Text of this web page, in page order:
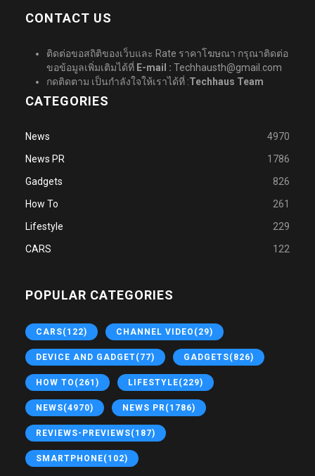
CONTACT US
ติดต่อขอสถิติของเว็บและ Rate ราคาโฆษณา กรุณาติดต่อ
ขอข้อมูลเพิ่มเติมได้ที่ E-mail : Techhausth@gmail.com
กดติดตาม เป็นกำลังใจให้เราได้ที่ :Techhaus Team
CATEGORIES
News
4970
News PR
1786
Gadgets
826
How To
261
Lifestyle
229
CARS
122
POPULAR CATEGORIES
CARS(122) CHANNEL VIDEO (29)
DEVICE AND GADGET(77) GADGETS(826)
HOW TO (261) LIFESTYLE(229)
NEWS(4970) NEWS PR (1786)
REVIEWS-PREVIEWS(187)
SMARTPHONE(102)